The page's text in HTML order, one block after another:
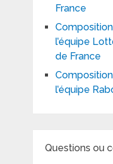
France
l’équipe
de France
l’équipe
Questions ou